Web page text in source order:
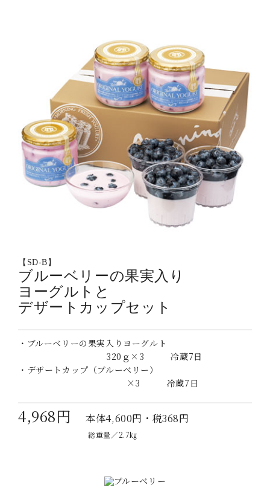
【SD-B】
ブルーベリーの果実入り
ヨーグルトと
デザートカップセット
・ブルーベリーの果実入りヨーグルト
320ｇ×3 冷蔵7日
・デザートカップ（ブルーベリー）
×3 冷蔵7日
4,968円本体4,600円・税368円
総重量／2.7㎏